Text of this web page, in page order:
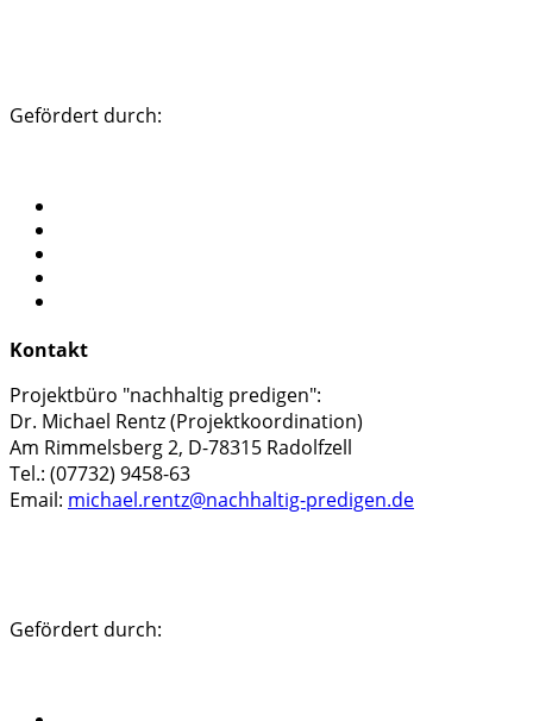
Gefördert durch:
Kontakt
Projektbüro "nachhaltig predigen":
Dr. Michael Rentz (Projektkoordination)
Am Rimmelsberg 2, D-78315 Radolfzell
Tel.: (07732) 9458-63
Email: michael.rentz@nachhaltig-predigen.de
Gefördert durch: